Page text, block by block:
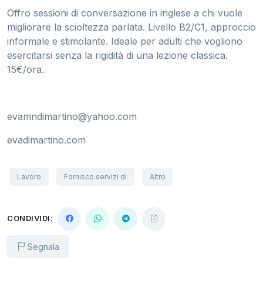
Offro sessioni di conversazione in inglese a chi vuole
migliorare la scioltezza parlata. Livello B2/C1, approccio
informale e stimolante. Ideale per adulti che vogliono
esercitarsi senza la rigidità di una lezione classica.
15€/ora.
evamndimartino@yahoo.com
evadimartino.com
Lavoro Fornisco servizi di Altro
CONDIVIDI:
Segnala